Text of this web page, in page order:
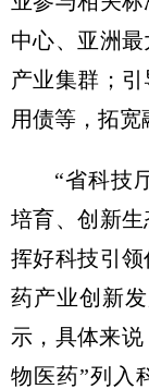
中心、亚洲
产业集群；
用债等，拓宽
“省科技
培育、创新
挥好科技引
药产业创新
示，具体来
物医药”列入